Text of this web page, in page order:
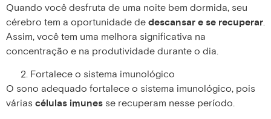
Quando você desfruta de uma noite bem dormida, seu
cérebro tem a oportunidade de descansar e se recuperar.
Assim, você tem uma melhora significativa na
concentração e na produtividade durante o dia.
Fortalece o sistema imunológico
O sono adequado fortalece o sistema imunológico, pois
várias células imunes se recuperam nesse período.